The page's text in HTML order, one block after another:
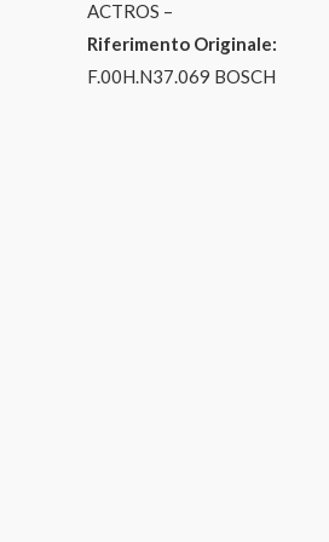
ACTROS –
Riferimento Originale:
F.00H.N37.069 BOSCH